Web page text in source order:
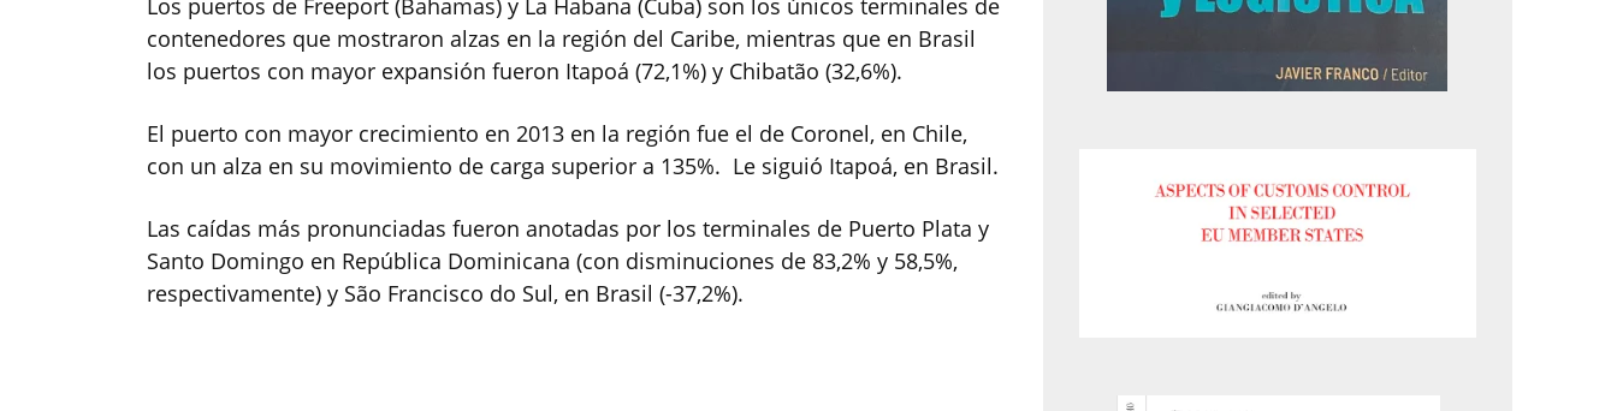
Los puertos de Freeport (Bahamas) y La Habana (Cuba) son los únicos terminales de
contenedores que mostraron alzas en la región del Caribe, mientras que en Brasil
los puertos con mayor expansión fueron Itapoá (72,1%) y Chibatão (32,6%).
El puerto con mayor crecimiento en 2013 en la región fue el de Coronel, en Chile,
con un alza en su movimiento de carga superior a 135%. Le siguió Itapoá, en Brasil.
Las caídas más pronunciadas fueron anotadas por los terminales de Puerto Plata y
Santo Domingo en República Dominicana (con disminuciones de 83,2% y 58,5%,
respectivamente) y São Francisco do Sul, en Brasil (-37,2%).